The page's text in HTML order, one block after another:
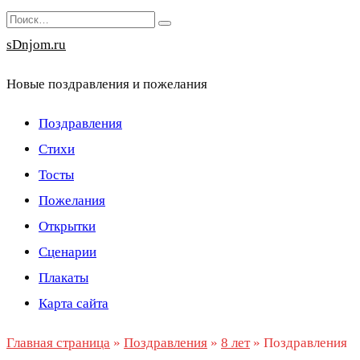
Перейти
к
Search
for:
sDnjom.ru
Новые поздравления и пожелания
Поздравления
Стихи
Тосты
Пожелания
Открытки
Сценарии
Плакаты
Карта сайта
Главная страница » Поздравления » 8 лет» Поздравления